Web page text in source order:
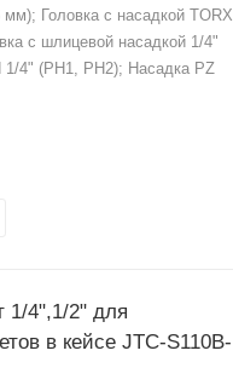
Головка с насадкой TORX
с шлицевой насадкой 1/4"
4" (PH1, PH2); Насадка PZ
1/4",1/2" для
в кейсе JTC-S110B-